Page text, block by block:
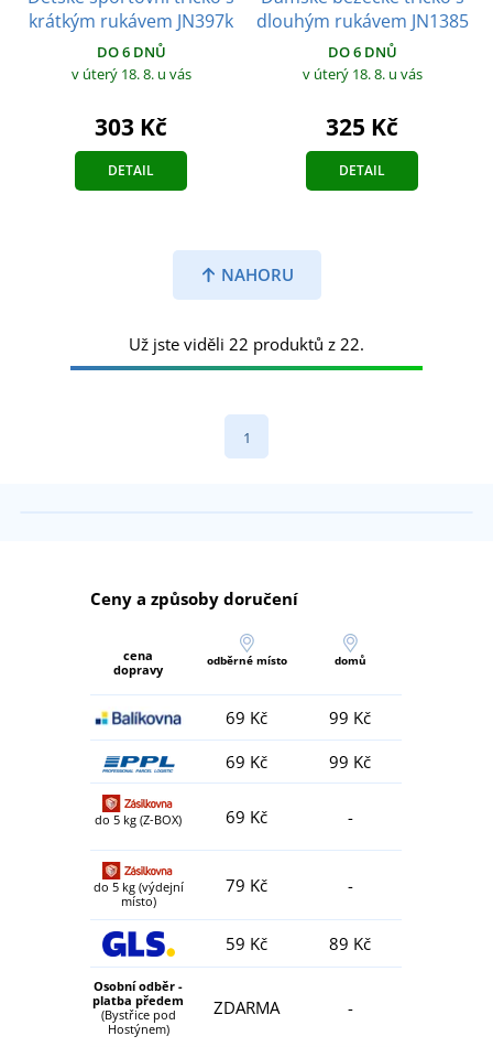
krátkým rukávem JN397k
DO 6 DNŮ
v úterý 18. 8. u vás
303 Kč
DETAIL
dlouhým rukávem JN1385
DO 6 DNŮ
v úterý 18. 8. u vás
325 Kč
DETAIL
NAHORU
Už jste viděli 22 produktů z 22.
1
Ceny a způsoby doručení
cena
dopravy
odběrné místo domů
69 Kč
99 Kč
69 Kč
99 Kč
do 5 kg (Z-BOX) 69 Kč -
do 5 kg (výdejní
místo)
79 Kč -
59 Kč 89 Kč
Osobní odběr -
platba předem
(Bystřice pod
Hostýnem)
ZDARMA -